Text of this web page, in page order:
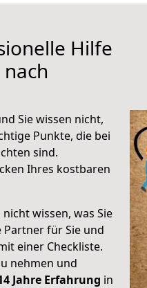
Hilfe
Sie wissen nicht,
Punkte, die bei
sind.
Ihres kostbaren
wissen, was Sie
für Sie und
einer Checkliste.
nehmen und
Jahre Erfahrung in